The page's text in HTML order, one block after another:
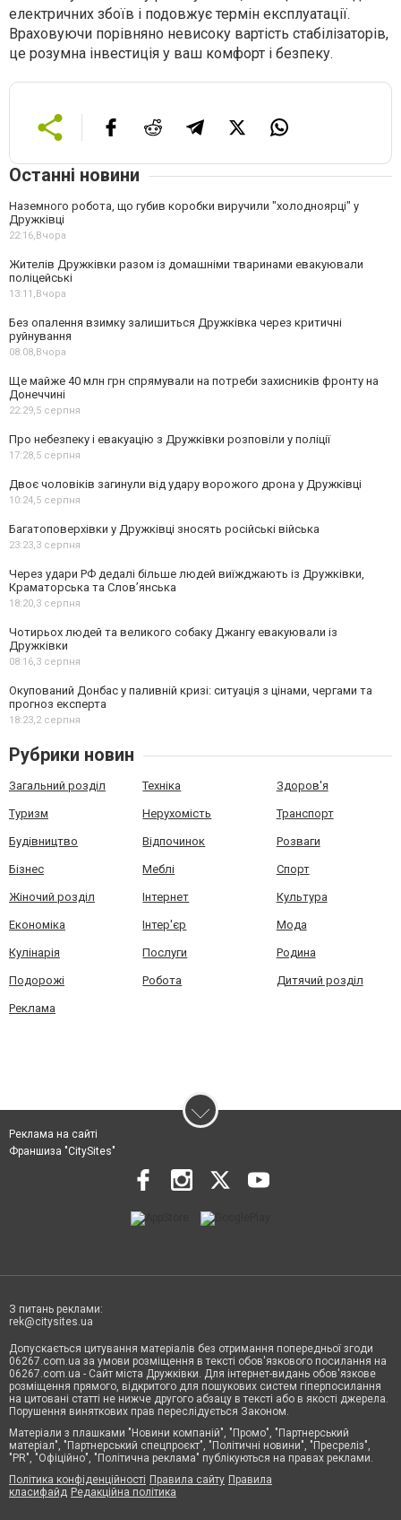
електричних збоїв і подовжує термін експлуатації.
Враховуючи порівняно невисоку вартість стабілізаторів,
це розумна інвестиція у ваш комфорт і безпеку.
Останні новини
Наземного робота, що губив коробки виручили "холодноярці" у
Дружківці
22:16,Вчора
Жителів Дружківки разом із домашніми тваринами евакуювали
поліцейські
13:11,Вчора
Без опалення взимку залишиться Дружківка через критичні
руйнування
08:08,Вчора
Ще майже 40 млн грн спрямували на потреби захисників фронту на
Донеччині
22:29,5 серпня
Про небезпеку і евакуацію з Дружківки розповіли у поліції
17:28,5 серпня
Двоє чоловіків загинули від удару ворожого дрона у Дружківці
10:24,5 серпня
Багатоповерхівки у Дружківці зносять російські війська
23:23,3 серпня
Через удари РФ дедалі більше людей виїжджають із Дружківки,
Краматорська та Слов’янська
18:20,3 серпня
Чотирьох людей та великого собаку Джангу евакуювали із
Дружківки
08:16,3 серпня
Окупований Донбас у паливній кризі: ситуація з цінами, чергами та
прогноз експерта
18:23,2 серпня
Рубрики новин
Загальний розділ Техніка Здоров'я
Туризм Нерухомість Транспорт
Будівництво Відпочинок Розваги
Бізнес Меблі Спорт
Жіночий розділ Інтернет Культура
Економіка Інтер'єр Мода
Кулінарія Послуги Родина
Подорожі Робота Дитячий розділ
Реклама
Реклама на сайті
Франшиза "CitySites"
З питань реклами:
rek@citysites.ua
Допускається цитування матеріалів без отримання попередньої згоди
06267.com.ua за умови розміщення в тексті обов'язкового посилання на
06267.com.ua - Сайт міста Дружківки. Для інтернет-видань обов'язкове
розміщення прямого, відкритого для пошукових систем гіперпосилання
на цитовані статті не нижче другого абзацу в тексті або в якості джерела.
Порушення виняткових прав переслідується Законом.
Матеріали з плашками "Новини компаній", "Промо", "Партнерський
матеріал", "Партнерський спецпроєкт", "Політичні новини", "Пресреліз",
"PR", "Офіційно", "Політична реклама" публікуються на правах реклами.
Політика конфіденційності Правила сайту Правила
класифайд Редакційна політика